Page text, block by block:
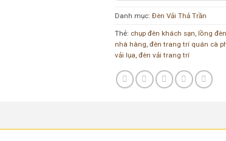
Danh mục:Đèn Vải Thả Trần
Thẻ: chụp đèn khách sạn ,lồng
nhà hàng ,đèn trang trí quán cà
vải lụa ,đèn vải trang trí